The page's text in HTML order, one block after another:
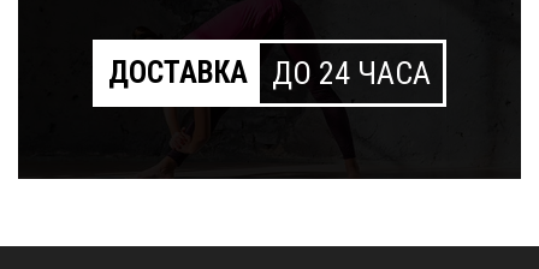
ДОСТАВКА ДО 24 ЧАСА